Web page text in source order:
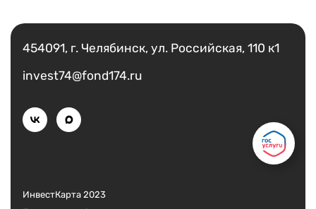
454091, г. Челябинск, ул. Российская, 110 к1
invest74@fond174.ru
ИнвестКарта 2023